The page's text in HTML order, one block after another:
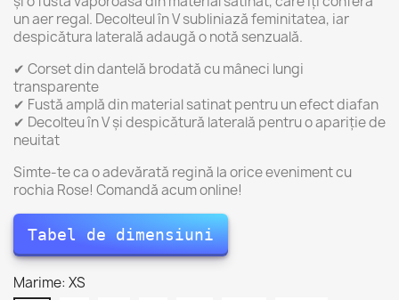
un aer regal. Decolteul în V subliniază feminitatea, iar
despicătura laterală adaugă o notă senzuală.
✔ Corset din dantelă brodată cu mâneci lungi
transparente
✔ Fustă amplă din material satinat pentru un efect diafan
✔ Decolteu în V și despicătură laterală pentru o apariție de
neuitat
Simte-te ca o adevărată regină la orice eveniment cu
rochia Rose! Comandă acum online!
Tabel de dimensiuni
Marime: XS